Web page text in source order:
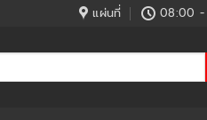
แผ่นที่ 08:00 -